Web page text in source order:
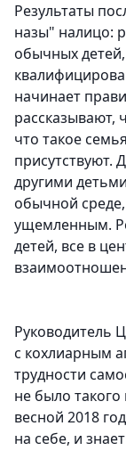
Результаты
назы" налицо:
обычных
начинает
рассказывают,
что такое
присутствуют.
другими
обычной среде,
ущемленным.
детей, все в
Руководитель
с кохлиарным
трудности
не было
весной 2018
на себе, и